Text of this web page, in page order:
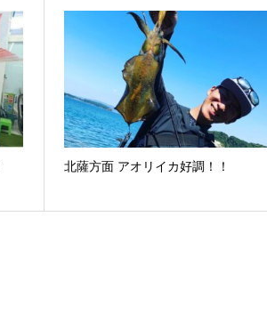
北薩方面 アオリイカ好調！！